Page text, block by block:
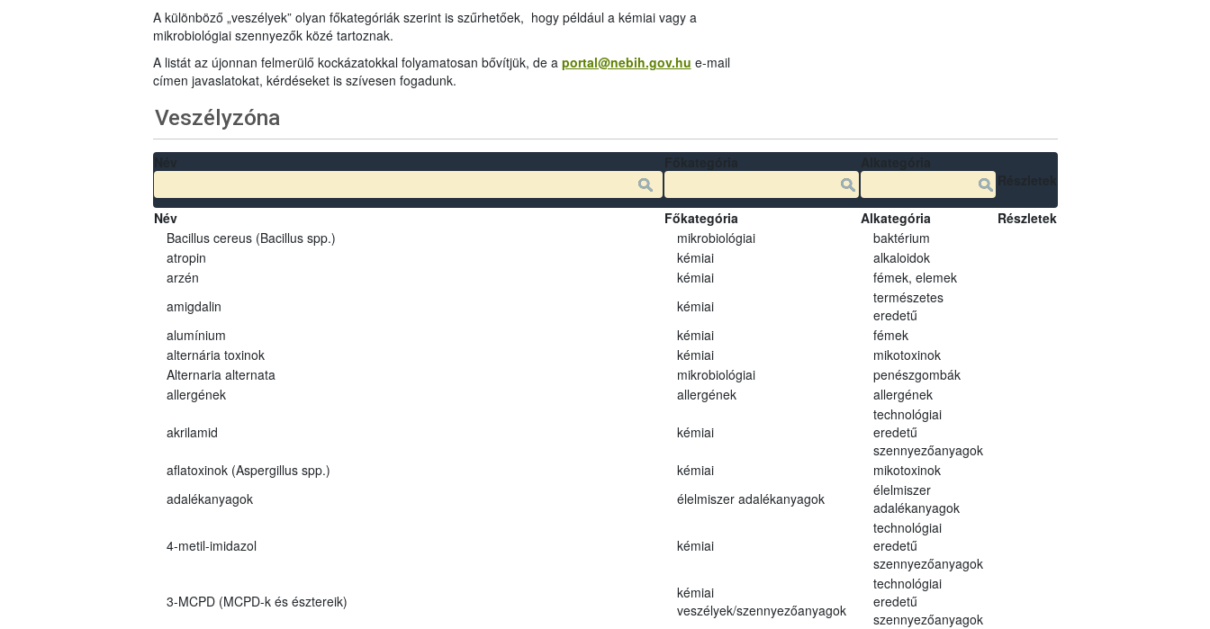
A különböző „veszélyek” olyan főkategóriák szerint is szűrhetőek, hogy például a kémiai vagy a
mikrobiológiai szennyezők közé tartoznak.
A listát az újonnan felmerülő kockázatokkal folyamatosan bővítjük, de a portal@nebih.gov.hu e-mail
címen javaslatokat, kérdéseket is szívesen fogadunk.
Veszélyzóna
Név Főkategória Alkategória
Részletek
Bacillus cereus (Bacillus spp.)
mikrobiológiai
baktérium
atropin
kémiai
alkaloidok
arzén
kémiai
fémek, elemek
amigdalin
kémiai
természetes
eredetű
alumínium
kémiai
fémek
alternária toxinok
kémiai
mikotoxinok
Alternaria alternata
mikrobiológiai
penészgombák
allergének
allergének allergének
akrilamid kémiai
technológiai
eredetű
szennyezőanyagok
aflatoxinok (Aspergillus spp.)
kémiai
mikotoxinok
adalékanyagok
élelmiszer adalékanyagok
élelmiszer
adalékanyagok
4-metil-imidazol kémiai
technológiai
eredetű
szennyezőanyagok
3-MCPD (MCPD-k és észtereik)
kémiai
veszélyek/szennyezőanyagok
technológiai
eredetű
szennyezőanyagok